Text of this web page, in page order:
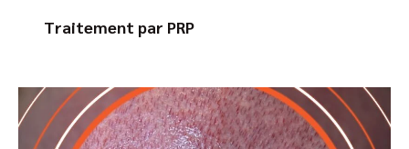
Traitement par PRP